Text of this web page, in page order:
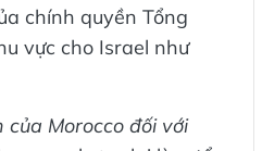
chính quyền Tổng
vực cho Israel như
của Morocco đối với